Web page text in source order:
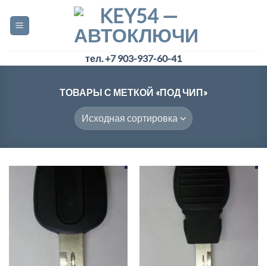
content
тел. +7 903-937-60-41
ТОВАРЫ С МЕТКОЙ «ПОД ЧИП»